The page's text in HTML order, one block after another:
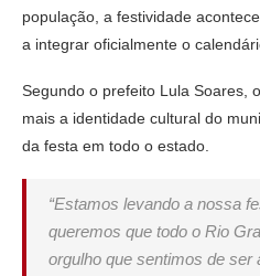
população, a festividade
a integrar oficialmente o
Segundo o prefeito Lula Soares,
mais a identidade cultural do
da festa em todo o estado.
“Estamos levando a nossa
queremos que todo o Rio
orgulho que sentimos de